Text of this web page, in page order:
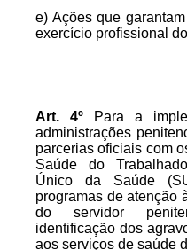
e) Ações que
exercício profissional
Art. 4º
Para a
administrações
parcerias oficiais com
Saúde do
Único da Saúde
programas de atenção
do servidor
identificação dos
aos serviços de saúde